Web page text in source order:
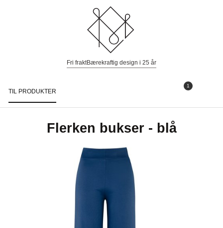
Fri fraktBærekraftig design i 25 år
1
TIL PRODUKTER
Flerken bukser - blå